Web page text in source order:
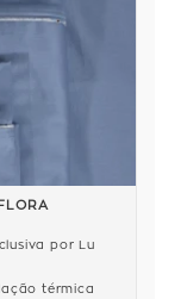
por Lu
térmica